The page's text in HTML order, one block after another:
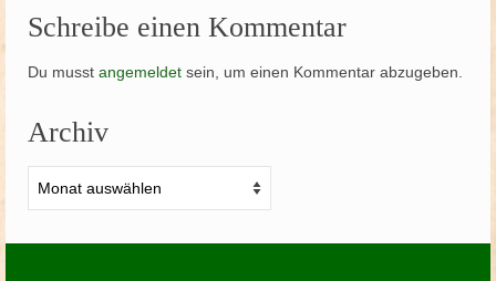
Schreibe einen Kommentar
Du musst angemeldet sein, um einen Kommentar abzugeben.
Archiv